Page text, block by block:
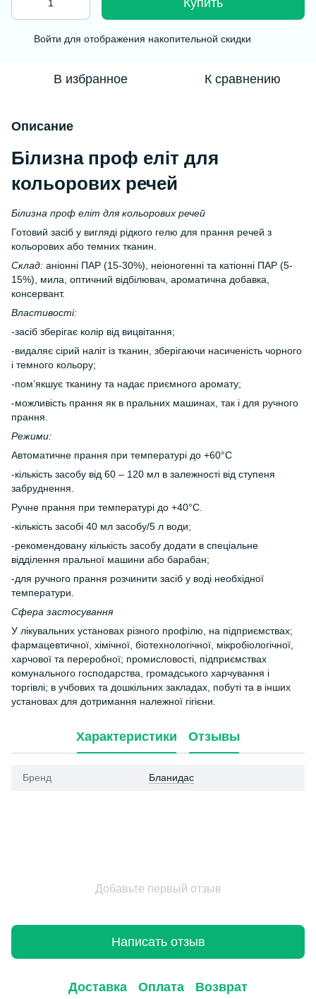
Купить
Войти для отображения накопительной скидки
В избранное К сравнению
Описание
Білизна проф еліт для
кольорових речей
Білизна проф еліт для кольорових речей
Готовий засіб у вигляді рідкого гелю для прання речей з
кольорових або темних тканин.
Склад: аніонні ПАР (15-30%), неіоногенні та катіонні ПАР (5-
15%), мила, оптичний відбілювач, ароматична добавка,
консервант.
Властивості:
-засіб зберігає колір від вицвітання;
-видаляє сірий наліт із тканин, зберігаючи насиченість чорного
і темного кольору;
-пом’якшує тканину та надає приємного аромату;
-можливість прання як в пральних машинах, так і для ручного
прання.
Режими:
Автоматичне прання при температурі до +60°С
-кількість засобу від 60 – 120 мл в залежності від ступеня
забруднення.
Ручне прання при температурі до +40°С.
-кількість засобі 40 мл засобу/5 л води;
-рекомендовану кількість засобу додати в спеціальне
відділення пральної машини або барабан;
-для ручного прання розчинити засіб у воді необхідної
температури.
Сфера застосування
У лікувальних установах різного профілю, на підприємствах;
фармацевтичної, хімічної, біотехнологічної, мікробіологічної,
харчової та переробної; промисловості, підприємствах
комунального господарства, громадського харчування і
торгівлі; в учбових та дошкільних закладах, побуті та в інших
установах для дотримання належної гігієни.
Характеристики Отзывы
Бренд Бланидас
Добавьте первый отзыв
Написать отзыв
Доставка Оплата Возврат